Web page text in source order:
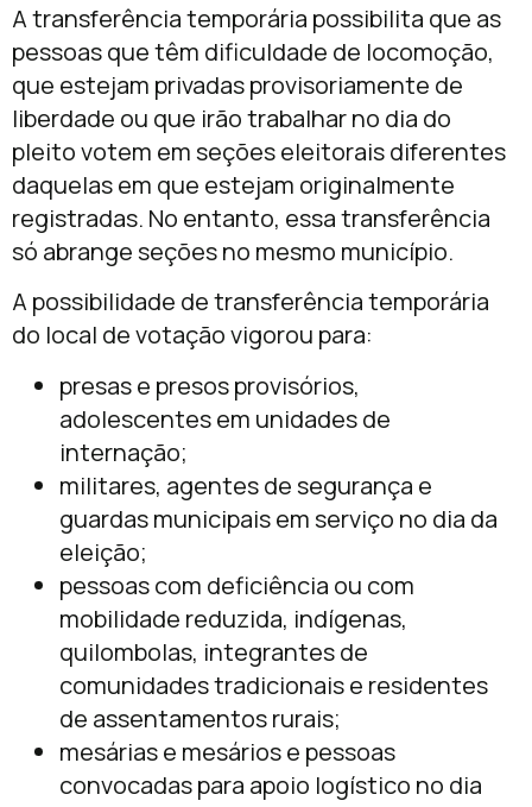
A transferência temporária possibilita que as
pessoas que têm dificuldade de locomoção,
que estejam privadas provisoriamente de
liberdade ou que irão trabalhar no dia do
pleito votem em seções eleitorais diferentes
daquelas em que estejam originalmente
registradas. No entanto, essa transferência
só abrange seções no mesmo município.
A possibilidade de transferência temporária
do local de votação vigorou para:
presas e presos provisórios,
adolescentes em unidades de
internação;
militares, agentes de segurança e
guardas municipais em serviço no dia da
eleição;
pessoas com deficiência ou com
mobilidade reduzida, indígenas,
quilombolas, integrantes de
comunidades tradicionais e residentes
de assentamentos rurais;
mesárias e mesários e pessoas
convocadas para apoio logístico no dia